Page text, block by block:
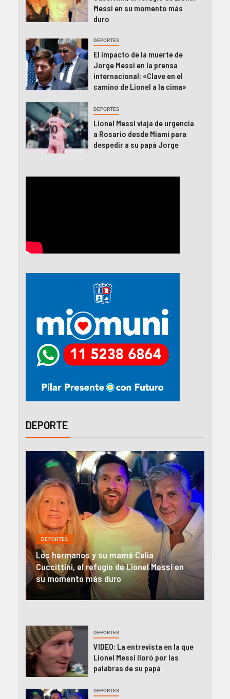
Messi en su momento más
duro
DEPORTES
El impacto de la muerte de
Jorge Messi en la prensa
internacional: «Clave en el
camino de Lionel a la cima»
DEPORTES
Lionel Messi viaja de urgencia
a Rosario desde Miami para
despedir a su papá Jorge
DEPORTE
DEPORTES
El impacto de la muerte de Jorge Messi
en la prensa internacional: «Clave en el
camino de Lionel a la cima»
DEPORTES
VIDEO: La entrevista en la que
Lionel Messi lloró por las
palabras de su papá
DEPORTES